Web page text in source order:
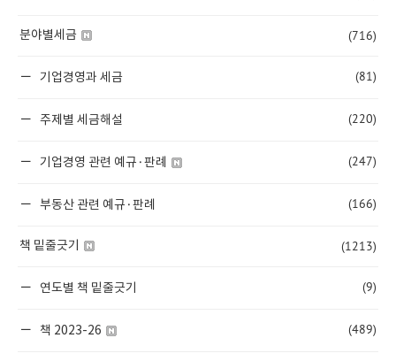
분야별세금 (716)
기업경영과 세금 (81)
주제별 세금해설 (220)
기업경영 관련 예규·판례 (247)
부동산 관련 예규·판례 (166)
책 밑줄긋기 (1213)
연도별 책 밑줄긋기 (9)
책 2023-26 (489)